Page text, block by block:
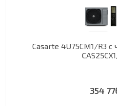
Casarte 4U75CM1/R3
354